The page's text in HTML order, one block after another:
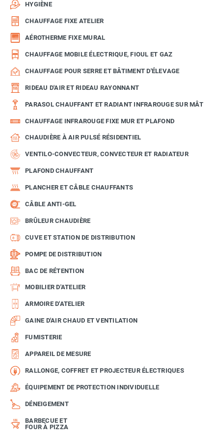
HYGIÈNE
CHAUFFAGE FIXE ATELIER
AÉROTHERME FIXE MURAL
CHAUFFAGE MOBILE ÉLECTRIQUE, FIOUL ET GAZ
CHAUFFAGE POUR SERRE ET BÂTIMENT D'ÉLEVAGE
RIDEAU D'AIR ET RIDEAU RAYONNANT
PARASOL CHAUFFANT ET RADIANT INFRAROUGE SUR MÂT
CHAUFFAGE INFRAROUGE FIXE MUR ET PLAFOND
CHAUDIÈRE À AIR PULSÉ RÉSIDENTIEL
VENTILO-CONVECTEUR, CONVECTEUR ET RADIATEUR
PLAFOND CHAUFFANT
PLANCHER ET CÂBLE CHAUFFANTS
CÂBLE ANTI-GEL
BRÛLEUR CHAUDIÈRE
CUVE ET STATION DE DISTRIBUTION
POMPE DE DISTRIBUTION
BAC DE RÉTENTION
MOBILIER D'ATELIER
ARMOIRE D'ATELIER
GAINE D'AIR CHAUD ET VENTILATION
FUMISTERIE
APPAREIL DE MESURE
RALLONGE, COFFRET ET PROJECTEUR ÉLECTRIQUES
ÉQUIPEMENT DE PROTECTION INDIVIDUELLE
DÉNEIGEMENT
BARBECUE ET
FOUR À PIZZA